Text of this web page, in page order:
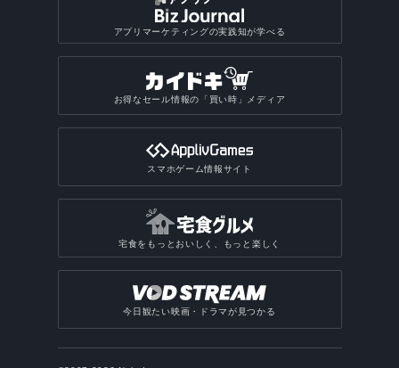
アプリマーケティングの実践知が学べる
お得なセール情報の「買い時」メディア
スマホゲーム情報サイト
宅食をもっとおいしく、もっと楽しく
今日観たい映画・ドラマが見つかる